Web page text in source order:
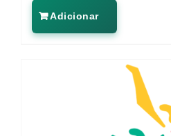
Adicionar